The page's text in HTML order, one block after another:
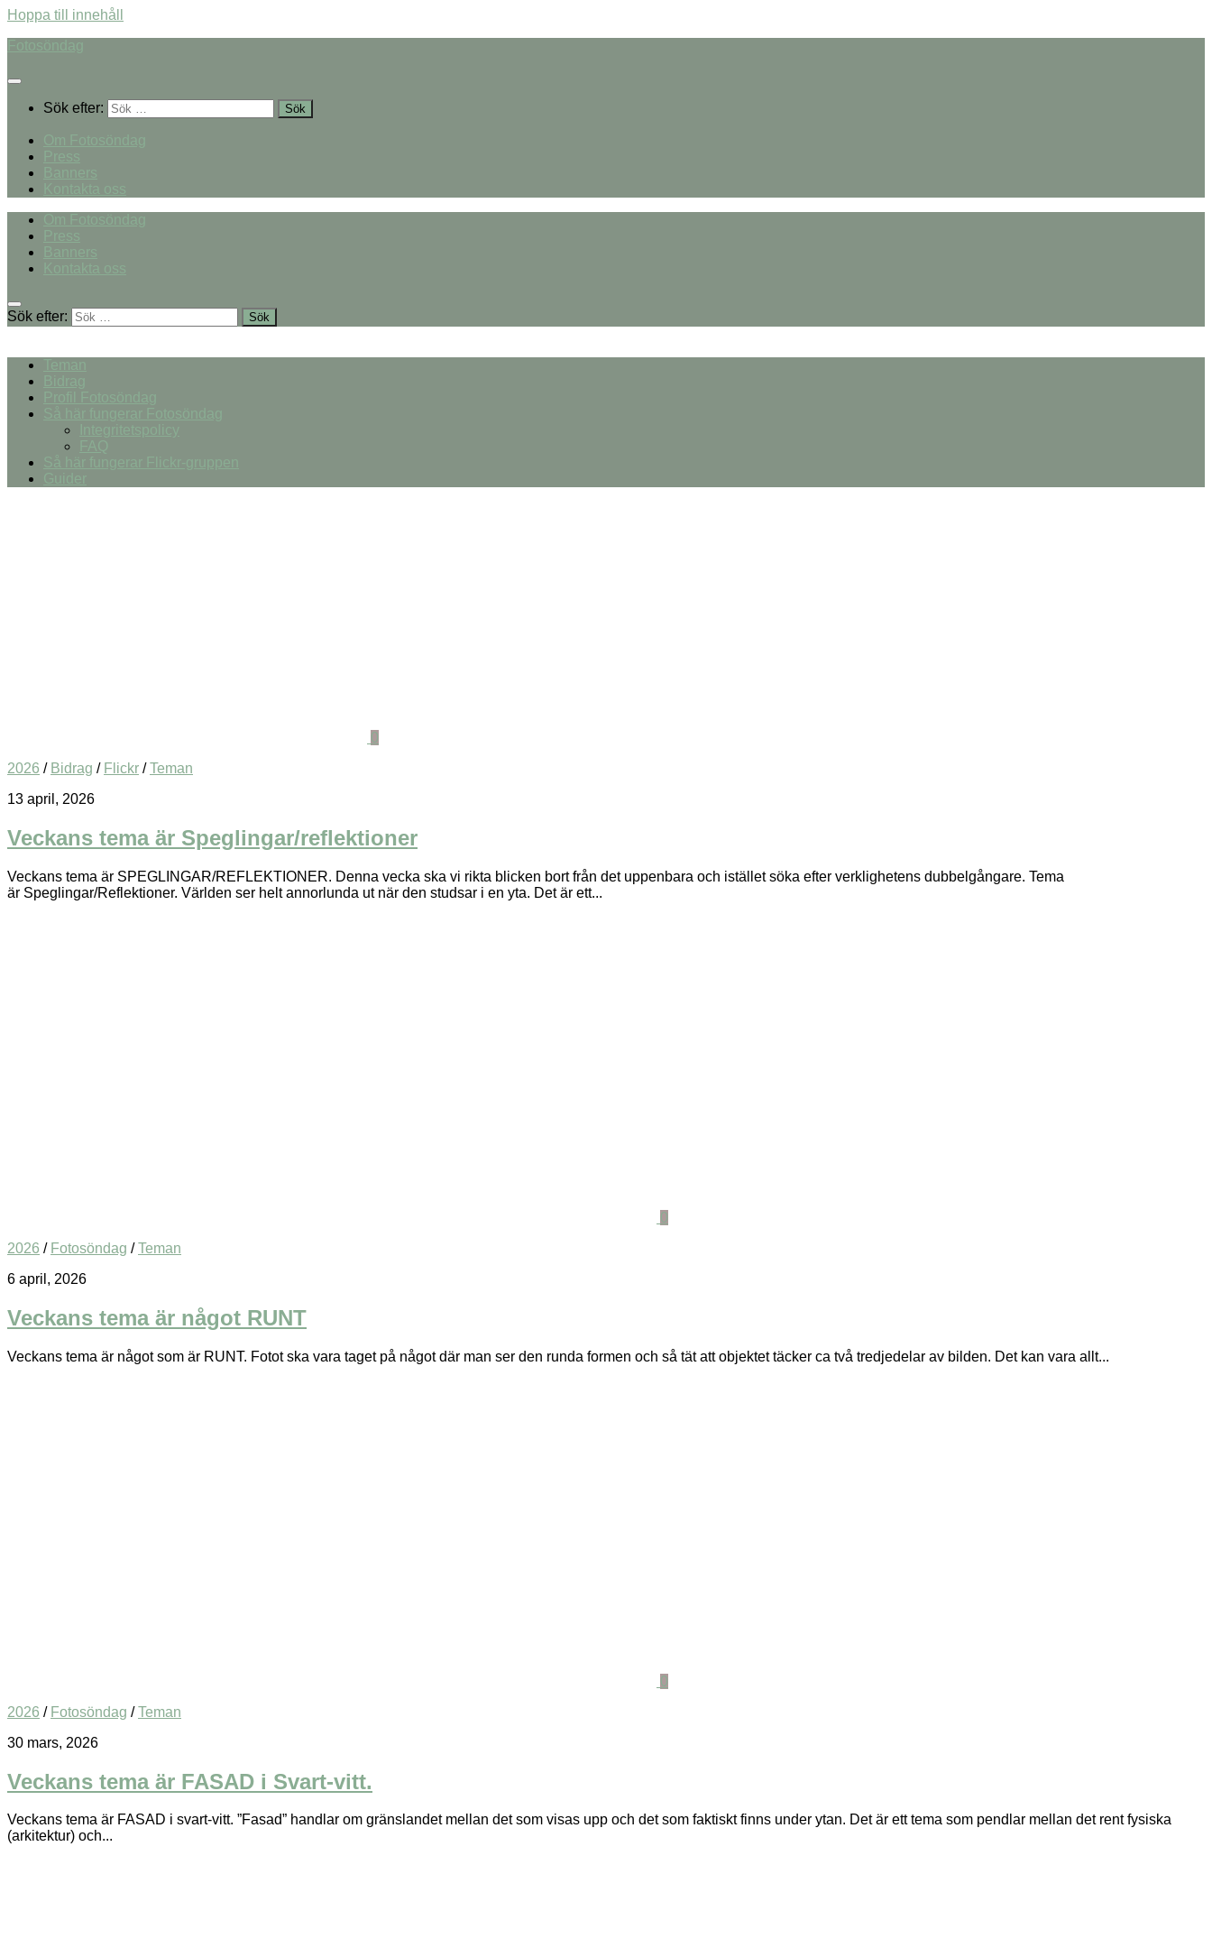
Hoppa till innehåll
Fotosöndag
Sök efter:
Om Fotosöndag
Press
Banners
Kontakta oss
Om Fotosöndag
Press
Banners
Kontakta oss
Sök efter:
Teman
Bidrag
Profil Fotosöndag
Så här fungerar Fotosöndag
Integritetspolicy
FAQ
Så här fungerar Flickr-gruppen
Guider
0
2026 / Bidrag / Flickr /Teman
13 april, 2026
Veckans tema är Speglingar/reflektioner
Veckans tema är SPEGLINGAR/REFLEKTIONER. Denna vecka ska vi rikta blicken bort från det uppenbara och istället söka efter verklighetens dubbelgångare. Tema
är Speglingar/Reflektioner. Världen ser helt annorlunda ut när den studsar i en yta. Det är ett...
0
2026 / Fotosöndag /Teman
6 april, 2026
Veckans tema är något RUNT
Veckans tema är något som är RUNT. Fotot ska vara taget på något där man ser den runda formen och så tät att objektet täcker ca två tredjedelar av bilden. Det kan vara allt...
0
2026 / Fotosöndag /Teman
30 mars, 2026
Veckans tema är FASAD i Svart-vitt.
Veckans tema är FASAD i svart-vitt. ”Fasad” handlar om gränslandet mellan det som visas upp och det som faktiskt finns under ytan. Det är ett tema som pendlar mellan det rent fysiska
(arkitektur) och...